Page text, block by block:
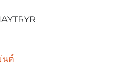
นต์